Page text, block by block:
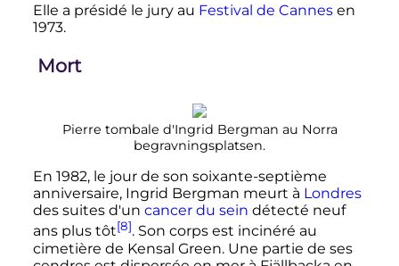
Elle a présidé le jury au Festival de Cannesen
1973.
Mort
Pierre tombale d'Ingrid Bergman au Norra
begravningsplatsen.
En 1982, le jour de son soixante-septième
anniversaire, Ingrid Bergman meurt à Londres
des suites d'un cancer du sein détecté neuf
ans plus tôt[8]. Son corps est incinéré au
cimetière de Kensal Green. Une partie de ses